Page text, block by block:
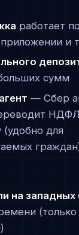
работает
и
сумм
— Сбер
(удобно для
на
(только